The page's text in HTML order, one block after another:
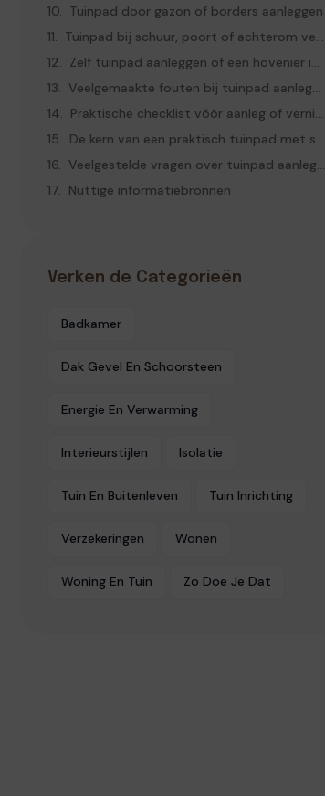
Tuinpad door gazon of borders aanleggen
Tuinpad bij schuur, poort of achterom vernieuwen
Zelf tuinpad aanleggen of een hovenier inschakelen
Veelgemaakte fouten bij tuinpad aanleggen
Praktische checklist vóór aanleg of vernieuwing
De kern van een praktisch tuinpad met stabiele ondergrond
Veelgestelde vragen over tuinpad aanleggen
Nuttige informatiebronnen
Verken de Categorieën
Badkamer
Dak Gevel En Schoorsteen
Energie En Verwarming
Interieurstijlen Isolatie
Tuin En Buitenleven Tuin Inrichting
Verzekeringen Wonen
Woning En Tuin Zo Doe Je Dat